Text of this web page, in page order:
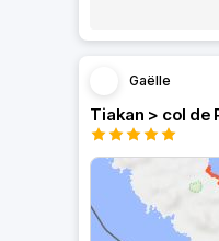
Gaëlle